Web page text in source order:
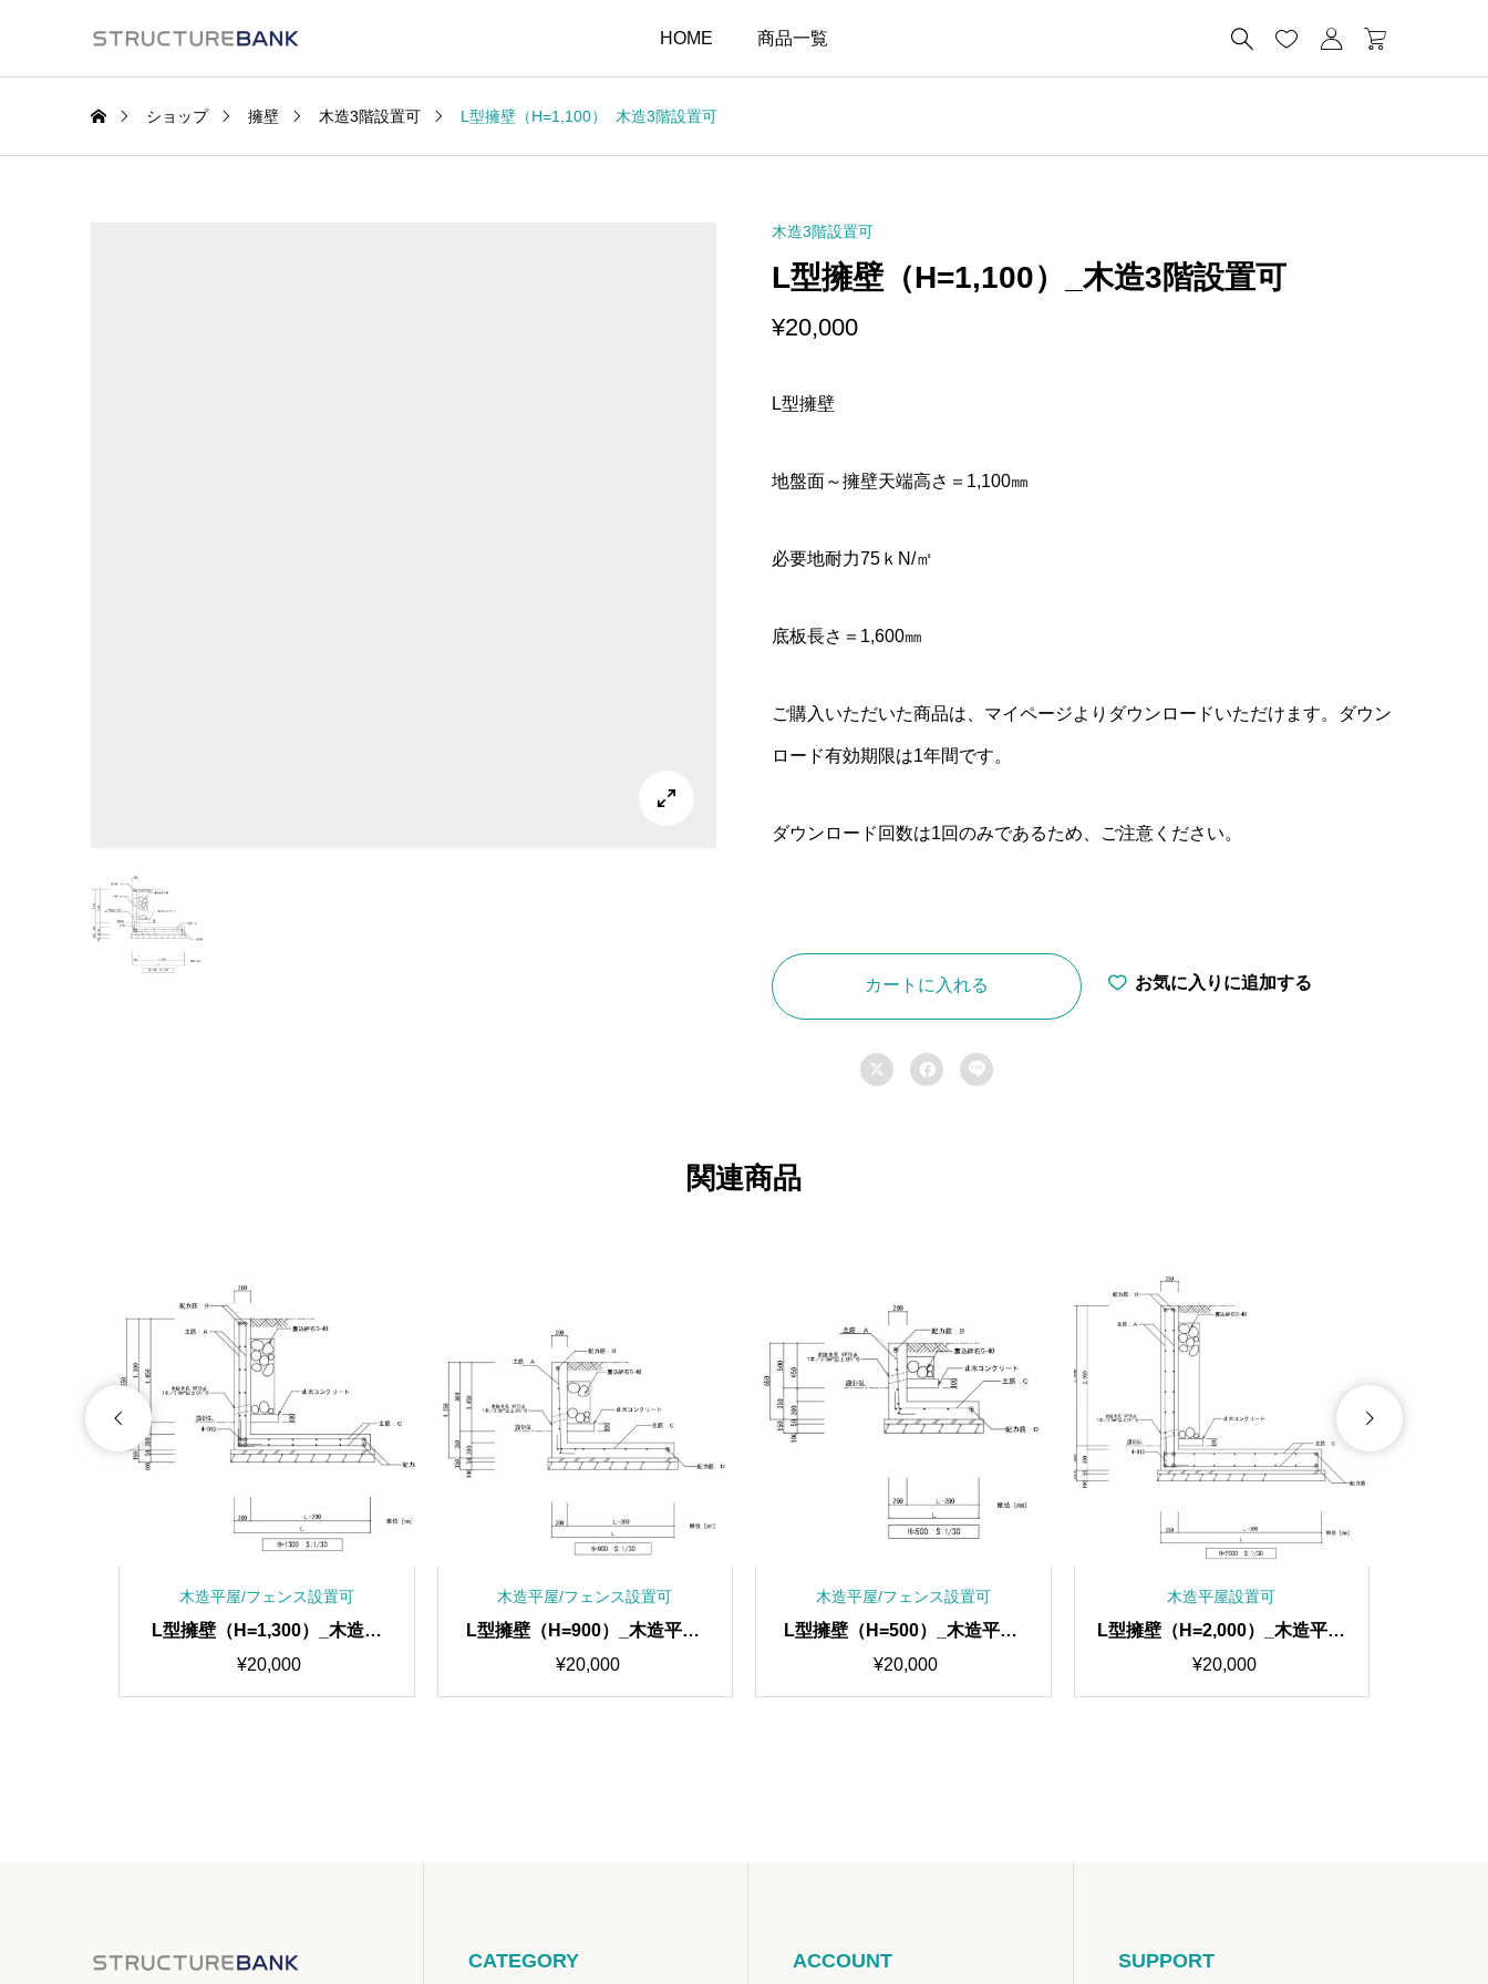
HOME 商品一覧    
ショップ 擁壁 木造3階設置可 L型擁壁（H=1,100）_木造3階設置可

木造3階設置可
L型擁壁（H=1,100）_木造3階設置可
¥20,000
L型擁壁
地盤面～擁壁天端高さ＝1,100㎜
必要地耐力75ｋN/㎡
底板長さ＝1,600㎜
ご購入いただいた商品は、マイページよりダウンロードいただけます。ダウン
ロード有効期限は1年間です。
ダウンロード回数は1回のみであるため、ご注意ください。
擁
壁
階
カートに入れる お気に入りに追加する
  
関連商品
木造平屋/フェンス設置可
L型擁壁（H=1,300）_木造平
屋/フェンス設置可
¥20,000
木造平屋/フェンス設置可
L型擁壁（H=900）_木造平屋/
フェンス設置可
¥20,000
木造平屋/フェンス設置可
L型擁壁（H=500）_木造平屋/
フェンス設置可
¥20,000
木造平屋設置可
L型擁壁（H=2,000）_木造平屋
設置可
¥20,000
CATEGORY ACCOUNT SUPPORT